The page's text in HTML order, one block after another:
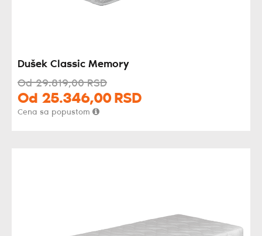
Dušek Classic Memory
Od29.819,00 RSD
Od 25.346,00 RSD
Cena sa popustom